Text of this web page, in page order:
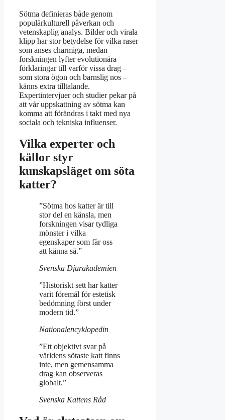
Sötma definieras både genom
populärkulturell påverkan och
vetenskaplig analys. Bilder och virala
klipp har stor betydelse för vilka raser
som anses charmiga, medan
forskningen lyfter evolutionära
förklaringar till varför vissa drag –
som stora ögon och barnslig nos –
känns extra tilltalande.
Expertintervjuer och studier pekar på
att vår uppskattning av sötma kan
komma att förändras i takt med nya
sociala och tekniska influenser.
Vilka experter och
källor styr
kunskapsläget om söta
katter?
”Sötma hos katter är till
stor del en känsla, men
forskningen visar tydliga
mönster i vilka
egenskaper som får oss
att känna så.”
Svenska Djurakademien
”Historiskt sett har katter
varit föremål för estetisk
bedömning först under
modern tid.”
Nationalencyklopedin
”Ett objektivt svar på
världens sötaste katt finns
inte, men gemensamma
drag kan observeras
globalt.”
Svenska Kattens Råd